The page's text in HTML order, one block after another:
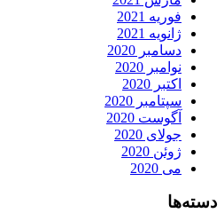
فوریه 2021
ژانویه 2021
دسامبر 2020
نوامبر 2020
اکتبر 2020
سپتامبر 2020
آگوست 2020
جولای 2020
ژوئن 2020
می 2020
دسته‌ها